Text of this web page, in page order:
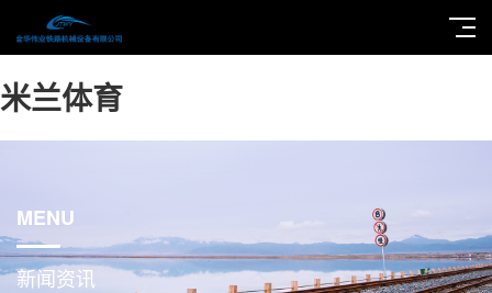
米兰体育
MENU
新闻资讯